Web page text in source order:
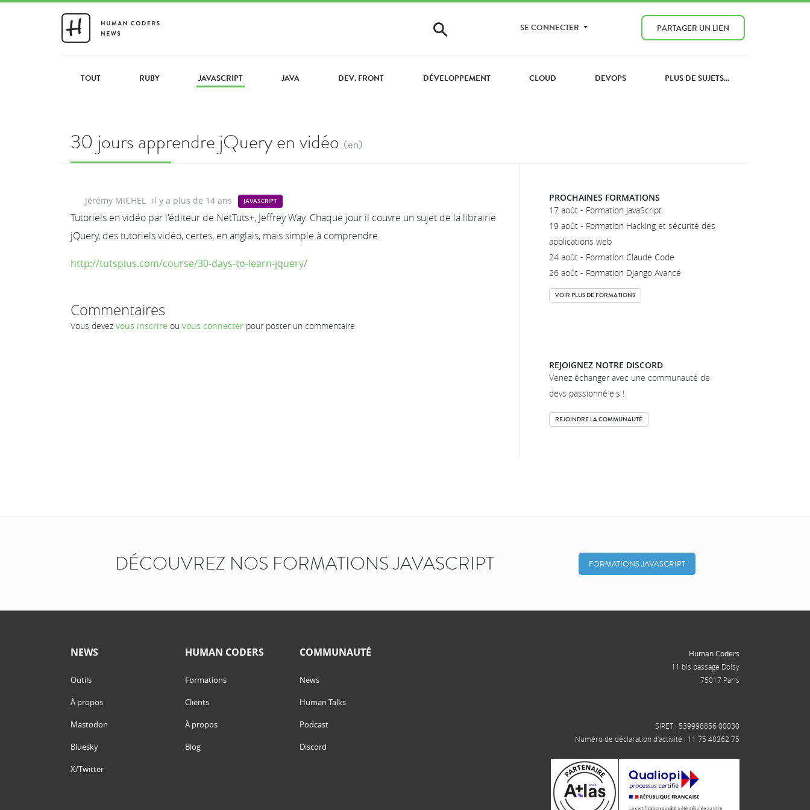
SE CONNECTER PARTAGER UN LIEN
TOUT RUBY JAVASCRIPT JAVA DEV. FRONT DÉVELOPPEMENT CLOUD DEVOPS PLUS DE SUJETS...
30 jours apprendre jQuery en vidéo (en)
Jérémy MICHEL il y a plus de 14 ans JAVASCRIPT
Tutoriels en vidéo par l'éditeur de NetTuts+, Jeffrey Way. Chaque jour il couvre un sujet de la librairie
jQuery, des tutoriels vidéo, certes, en anglais, mais simple à comprendre.
http://tutsplus.com/course/30-days-to-learn-jquery/
Commentaires
Vous devez vous inscrire ou vous connecter pour poster un commentaire
PROCHAINES FORMATIONS
17 août - Formation JavaScript
19 août - Formation Hacking et sécurité des
applications web
24 août - Formation Claude Code
26 août - Formation Django Avancé
VOIR PLUS DE FORMATIONS
REJOIGNEZ NOTRE DISCORD
Venez échanger avec une communauté de
devs passionné·e·s !
REJOINDRE LA COMMUNAUTÉ
DÉCOUVREZ NOS FORMATIONS JAVASCRIPT FORMATIONS JAVASCRIPT
NEWS
Outils
À propos
Mastodon
Bluesky
X/Twitter
HUMAN CODERS
Formations
Clients
À propos
Blog
COMMUNAUTÉ
News
Human Talks
Podcast
Discord
Human Coders
11 bis passage Doisy
75017 Paris
SIRET : 539998856 00030
Numéro de déclaration d'activité : 11 75 48362 75